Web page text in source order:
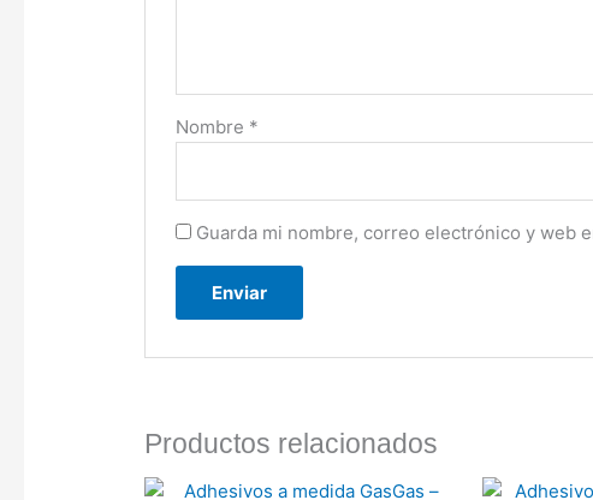
Nombre *
Guarda mi nombre, correo electrónico y web
Productos relacionados